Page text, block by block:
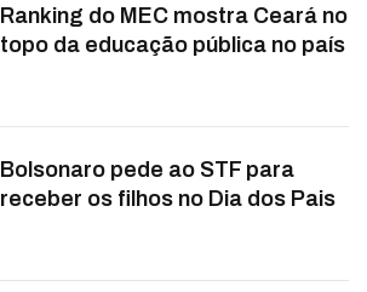
Ranking do MEC mostra Ceará no
topo da educação pública no país
Bolsonaro pede ao STF para
receber os filhos no Dia dos Pais